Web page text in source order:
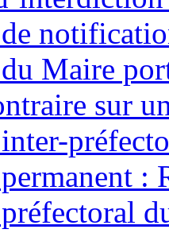
Maire
sur
: